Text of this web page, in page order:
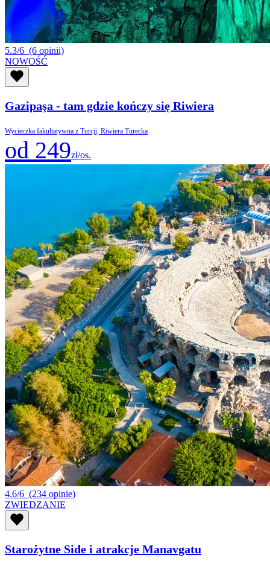
5.3/6 (6 opinii)
NOWOŚĆ
Gazipaşa - tam gdzie kończy się Riwiera
Wycieczka fakultatywna z Turcji, Riwiera Turecka
od 249zł/os.
4.6/6 (234 opinie)
ZWIEDZANIE
Starożytne Side i atrakcje Manavgatu